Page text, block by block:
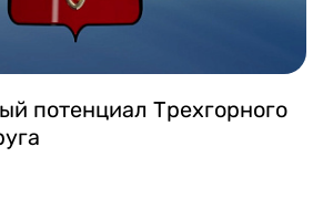
потенциал Трехгорного